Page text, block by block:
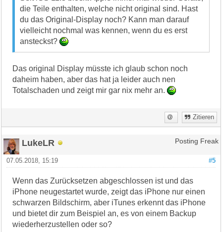
die Teile enthalten, welche nicht original sind. Hast
du das Original-Display noch? Kann man darauf
vielleicht nochmal was kennen, wenn du es erst
ansteckst?
Das original Display müsste ich glaub schon noch
daheim haben, aber das hat ja leider auch nen
Totalschaden und zeigt mir gar nix mehr an.
Zitieren
LukeLR Posting Freak
#5
07.05.2018, 15:19
Wenn das Zurücksetzen abgeschlossen ist und das
iPhone neugestartet wurde, zeigt das iPhone nur einen
schwarzen Bildschirm, aber iTunes erkennt das iPhone
und bietet dir zum Beispiel an, es von einem Backup
wiederherzustellen oder so?